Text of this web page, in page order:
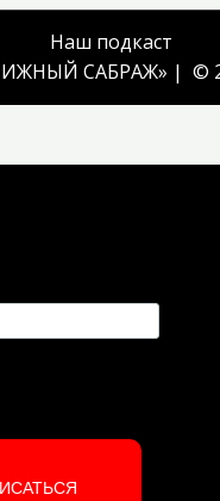
Наш подкаст
САБРАЖ» | ©